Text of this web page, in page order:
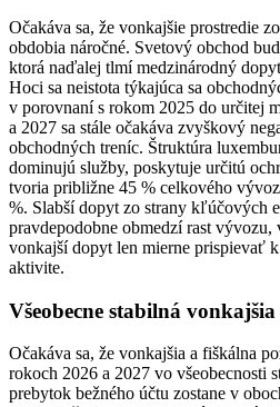
Očakáva sa, že vonkajšie prostredie
obdobia náročné. Svetový obchod
ktorá naďalej tlmí medzinárodný
Hoci sa neistota týkajúca sa
v porovnaní s rokom 2025 do určitej
a 2027 sa stále očakáva zvyškový
obchodných treníc. Štruktúra
dominujú služby, poskytuje určitú
tvoria približne 45 % celkového
%. Slabší dopyt zo strany kľúčových
pravdepodobne obmedzí rast vývozu,
vonkajší dopyt len mierne prispievať
aktivite.
Všeobecne stabilná
Očakáva sa, že vonkajšia a fiškálna
rokoch 2026 a 2027 vo všeobecnosti
prebytok bežného účtu zostane v